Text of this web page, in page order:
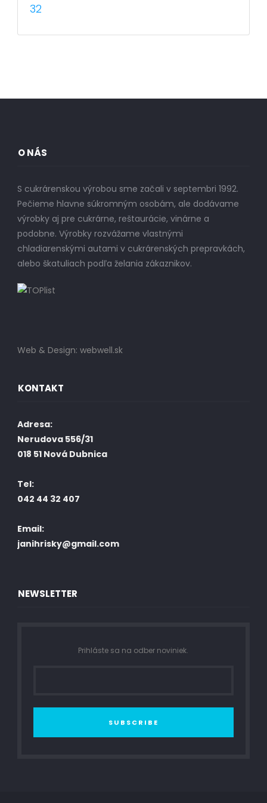
32
O NÁS
S cukrárenskou výrobou sme začali v septembri 1992.
Pečieme hlavne súkromným osobám, ale dodávame
výrobky aj pre cukrárne, reštaurácie, vinárne a
podobne. Výrobky rozvážame vlastnými
chladiarenskými autami v cukrárenských prepravkách,
alebo škatuliach podľa želania zákaznikov.
Web & Design: webwell.sk
KONTAKT
Adresa:
Nerudova 556/31
018 51 Nová Dubnica
Tel:
042 44 32 407
Email:
janihrisky@gmail.com
NEWSLETTER
Prihláste sa na odber noviniek.
SUBSCRIBE